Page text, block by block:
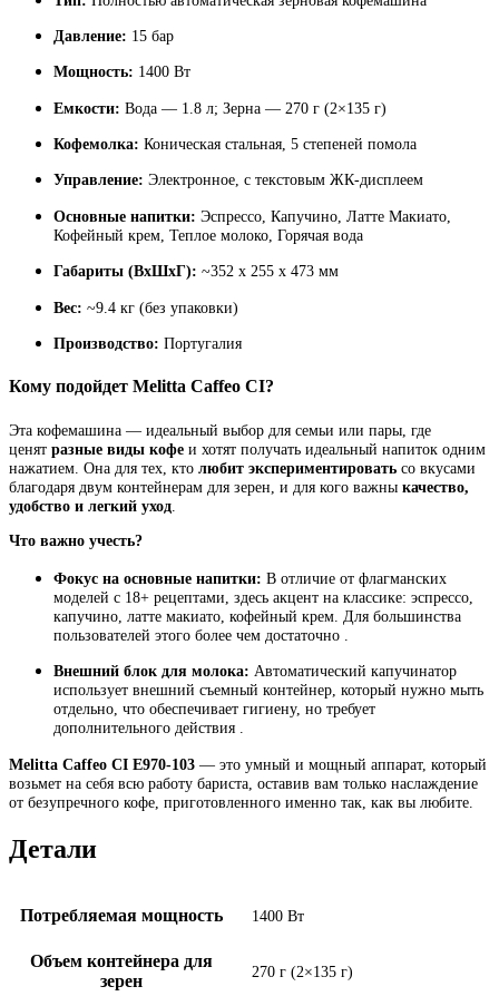
Давление: 15 бар
Мощность: 1400 Вт
Емкости: Вода — 1.8 л; Зерна — 270 г (2×135 г)
Кофемолка: Коническая стальная, 5 степеней помола
Управление: Электронное, с текстовым ЖК-дисплеем
Основные напитки: Эспрессо, Капучино, Латте Макиато,
Кофейный крем, Теплое молоко, Горячая вода
Габариты (ВхШхГ): ~352 x 255 x 473 мм
Вес: ~9.4 кг (без упаковки)
Производство: Португалия
Кому подойдет Melitta Caffeo CI?
Эта кофемашина — идеальный выбор для семьи или пары, где
ценят разные виды кофе и хотят получать идеальный напиток одним
нажатием. Она для тех, кто любит экспериментировать со вкусами
благодаря двум контейнерам для зерен, и для кого важны качество,
удобство и легкий уход
Что важно учесть?
Фокус на основные напитки: В отличие от флагманских
моделей с 18+ рецептами, здесь акцент на классике: эспрессо,
капучино, латте макиато, кофейный крем. Для большинства
пользователей этого более чем достаточно .
Внешний блок для молока: Автоматический капучинатор
использует внешний съемный контейнер, который нужно мыть
отдельно, что обеспечивает гигиену, но требует
дополнительного действия .
Melitta Caffeo CI E970-103 — это умный и мощный аппарат, который
возьмет на себя всю работу бариста, оставив вам только наслаждение
от безупречного кофе, приготовленного именно так, как вы любите.
Детали
Потребляемая мощность 1400 Вт
Объем контейнера для
зерен
270 г (2×135 г)